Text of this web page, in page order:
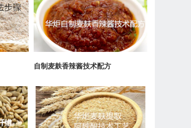
自制麦麸香辣酱技术配方